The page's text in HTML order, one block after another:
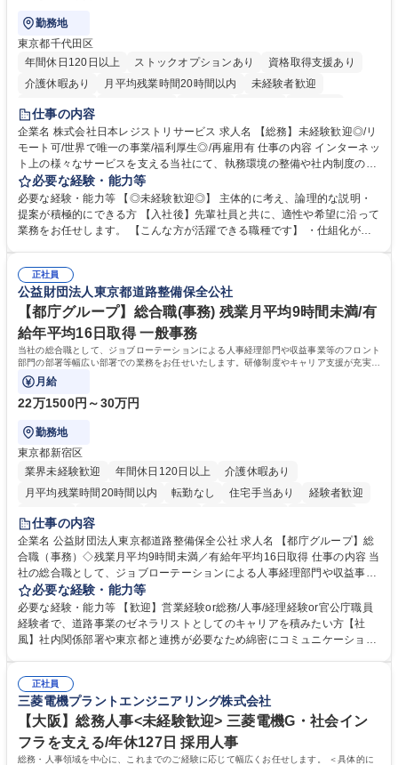
勤務地
東京都千代田区
年間休日120日以上
ストックオプションあり
資格取得支援あり
介護休暇あり
月平均残業時間20時間以内
未経験者歓迎
住宅手当あり
完全週休2日制
交通費支給 駅近5分以内 土日祝休み 服装自由
仕事の内容
企業名 株式会社日本レジストリサービス 求人名 【総務】未経験歓迎◎/リ
モート可/世界で唯一の事業/福利厚生◎/再雇用有 仕事の内容 インターネッ
ト上の様々なサービスを支える当社にて、執務環境の整備や社内制度の検
討、イベント運営などの幅広い業務を担当し、間接的に会社の生産性向上
や成長に貢献している部署です。 会社の全メンバーが安心して長く成果を
発揮できる環境を整えるために、毎日のメンテナンスや維持管理に加え、
新たな施策検討を積極的に行っていただき、会社全体を巻き込み課題解決
幅広い業務の体得が可能で、多様なキャリアパスを描くことも可能です。
募集職種 【総務】未経験歓迎◎/リモート可/世界で唯一の事業/福利厚生◎/
再雇用有
必要な経験・能力等
必要な経験・能力等 【◎未経験歓迎◎】 主体的に考え、論理的な説明・
提案が積極的にできる方 【入社後】先輩社員と共に、適性や希望に沿って
業務をお任せします。 【こんな方が活躍できる職種です】 ・仕組化が好
対処できる・新しいことに興味関心がある 【魅力】■自己啓発支援：資格
取得や通信教育など費用の80%（年間25万円まで）を補助 ■住宅手当：家
賃の50%（月額7万円まで）を補助 学歴・資格 学歴：大学院 大学 語学
力： 資格：
正社員
公益財団法人東京都道路整備保全公社
【都庁グループ】総合職(事務) 残業月平均9時間未満/有
給年平均16日取得 一般事務
当社の総合職として、ジョブローテーションによる人事経理部門や収益事業等のフロント
部門の部署等幅広い部署での業務をお任せいたします。研修制度やキャリア支援が充実し
ております！ ※下記業務詳細
月給
22万1500円～30万円
勤務地
東京都新宿区
業界未経験歓迎
年間休日120日以上
介護休暇あり
月平均残業時間20時間以内
転勤なし 住宅手当あり
経験者歓迎
研修あり
退職金あり
駅近5分以内
資格取得手当あり 食事補助あり
仕事の内容
企業名 公益財団法人東京都道路整備保全公社 求人名 【都庁グループ】総
合職（事務）◇残業月平均9時間未満／有給年平均16日取得 仕事の内容 当
社の総合職として、ジョブローテーションによる人事経理部門や収益事業
等のフロント部門の部署等幅広い部署での業務をお任せいたします。研修
制度やキャリア支援が充実しております！ ※下記業務詳細 【業務詳細】■
管理部門：広報、人事、経理など当公社の運営に係る管理業務 ■収益部
門：駐車場の新規開拓、管理運営、新宿駅西口広場の「イベントコーナ
道路施設や道路工事現場の見学ツアー事業 ※入社後は上記いずれかの部門
へ配属。※業務内容変更の範囲：会社の定める業務 募集職種 【都庁グル
ープ】総合職（事務）◇残業月平均9時間未満／有給年平均16日取得
必要な経験・能力等
必要な経験・能力等 【歓迎】営業経験or総務/人事/経理経験or官公庁職員
経験者で、道路事業のゼネラリストとしてのキャリアを積みたい方【社
風】社内関係部署や東京都と連携が必要なため綿密にコミュニケーション
部門など多岐に渡る業務を経験できます。 ■様々なプロジェクト：駐車場
事業の他、新宿駅西口広場内に設置された照明を兼ねた広告「ブライトサ
イン」の管理運営を行うなど、事業収益を生み出す活動を積極的に行って
います。 学歴・資格 学歴：大学院 大学 高専 短大 専修学校 高校 語学力：
資格：
正社員
三菱電機プラントエンジニアリング株式会社
【大阪】総務人事<未経験歓迎> 三菱電機G・社会イン
フラを支える/年休127日 採用人事
総務・人事領域を中心に、これまでのご経験に応じて幅広くお任せします。 ＜具体的に